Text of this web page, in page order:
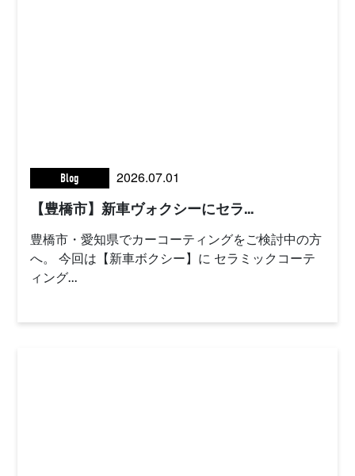
Blog 2026.07.01
【豊橋市】新車ヴォクシーにセラ...
豊橋市・愛知県でカーコーティングをご検討中の方
へ。 今回は【新車ボクシー】に セラミックコーテ
ィング...